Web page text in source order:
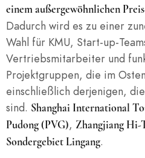
einem außergewöhnlichen
Dadurch wird es zu einer
Wahl für KMU, Start-up-
Vertriebsmitarbeiter und
Projektgruppen, die im
einschließlich derjenigen,
sind. Shanghai International
Pudong (PVG), Zhangjiang Hi-
Sondergebiet Lingang.